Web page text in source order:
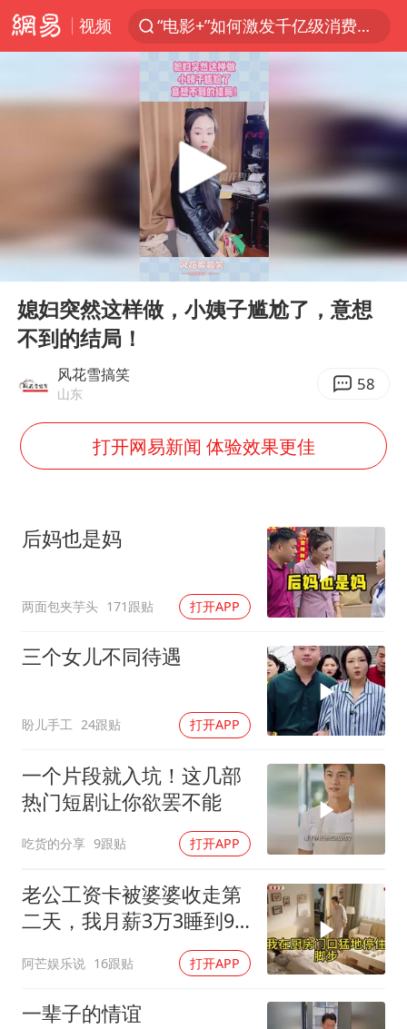
视频
“电影+”如何激发千亿级消费新活力？
台风白海豚中心风力增强
向鹏0-3不敌张本智和
四川宜宾市高县4.9级地震致1人死亡
“新疆阿勒泰八月能滑雪”不实
刘国正说向鹏打得很窝囊
陈幸同晋级WTT横滨冠军赛8强
百花奖开幕式
女儿为争财产堵门阻挠父亲出殡
夯实基础开新局
Play
00:00 00:11
媳妇突然这样做，小姨子尴尬了，意想
不到的结局！
风花雪搞笑
山东 58
打开网易新闻 体验效果更佳
后妈也是妈
两面包夹芋头 171跟贴 打开APP
三个女儿不同待遇
盼儿手工 24跟贴 打开APP
一个片段就入坑！这几部
热门短剧让你欲罢不能
吃货的分享 9跟贴 打开APP
老公工资卡被婆婆收走第
二天，我月薪3万3睡到9
点没起来，婆婆推门问我
怎么没做早饭
阿芒娱乐说 16跟贴 打开APP
一辈子的情谊